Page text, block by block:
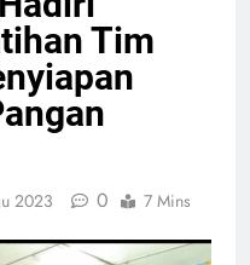
Perataan Lokasi
Krimsus Polda
Tinjauan Lokasi
2026
Tim
2023 0 7 Mins